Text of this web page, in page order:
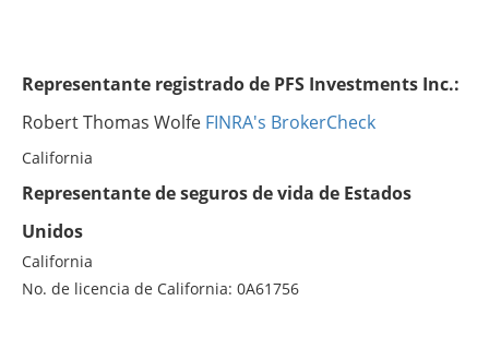
Representante registrado de PFS Investments Inc.:
Robert Thomas Wolfe FINRA's BrokerCheck
California
Representante de seguros de vida de Estados
Unidos
California
No. de licencia de California: 0A61756